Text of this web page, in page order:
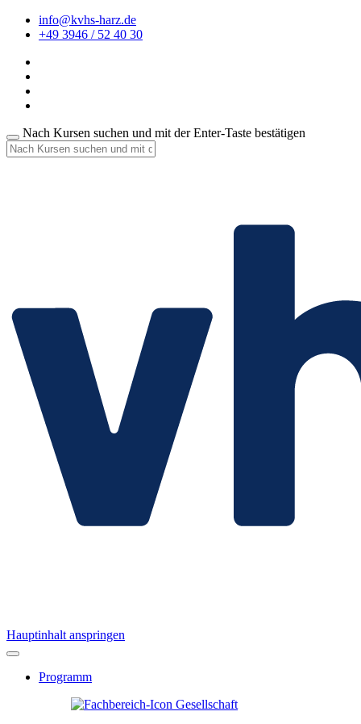
info@kvhs-harz.de
+49 3946 / 52 40 30
Nach Kursen suchen und mit der Enter-Taste bestätigen
Hauptinhalt anspringen
Programm